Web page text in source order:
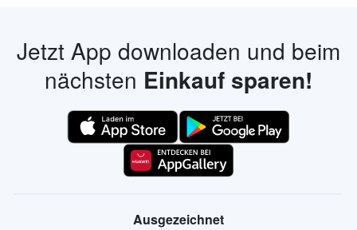
Jetzt App downloaden und beim
nächsten Einkauf sparen!
Ausgezeichnet